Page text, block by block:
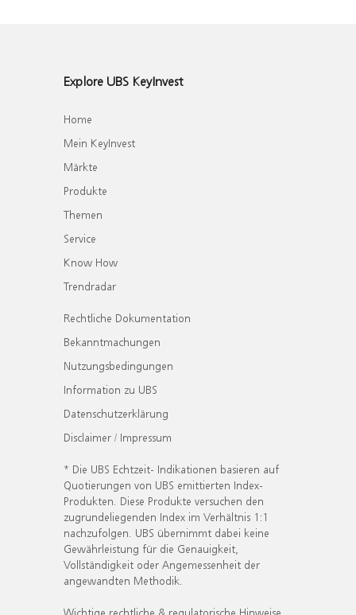
Explore UBS KeyInvest
Home
Mein KeyInvest
Märkte
Produkte
Themen
Service
Know How
Trendradar
Rechtliche Dokumentation
Bekanntmachungen
Nutzungsbedingungen
Information zu UBS
Datenschutzerklärung
Disclaimer / Impressum
* Die UBS Echtzeit- Indikationen basieren auf
Quotierungen von UBS emittierten Index-
Produkten. Diese Produkte versuchen den
zugrundeliegenden Index im Verhältnis 1:1
nachzufolgen. UBS übernimmt dabei keine
Gewährleistung für die Genauigkeit,
Vollständigkeit oder Angemessenheit der
angewandten Methodik.